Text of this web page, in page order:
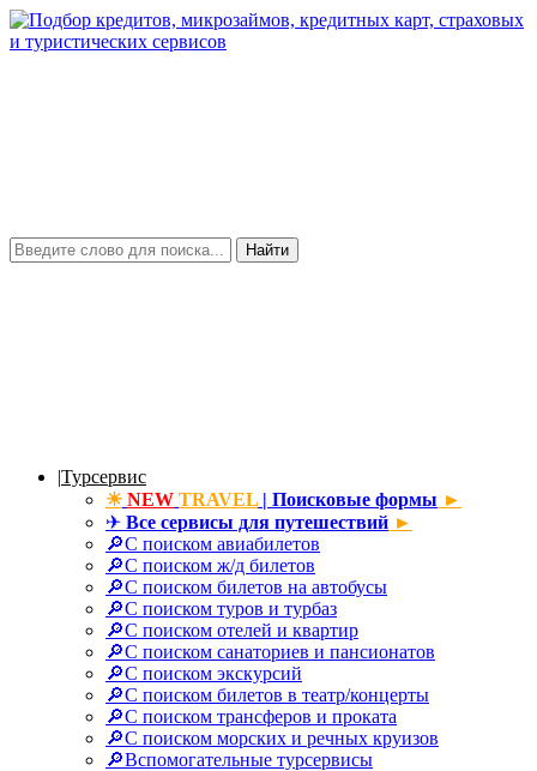
Найти
|Турсервис
☀ NEW TRAVEL | Поисковые формы ►
✈ Все сервисы для путешествий ►
🔎С поиском авиабилетов
🔎С поиском ж/д билетов
🔎С поиском билетов на автобусы
🔎С поиском туров и турбаз
🔎С поиском отелей и квартир
🔎С поиском санаториев и пансионатов
🔎С поиском экскурсий
🔎С поиском билетов в театр/концерты
🔎С поиском трансферов и проката
🔎С поиском морских и речных круизов
🔎Вспомогательные турсервисы